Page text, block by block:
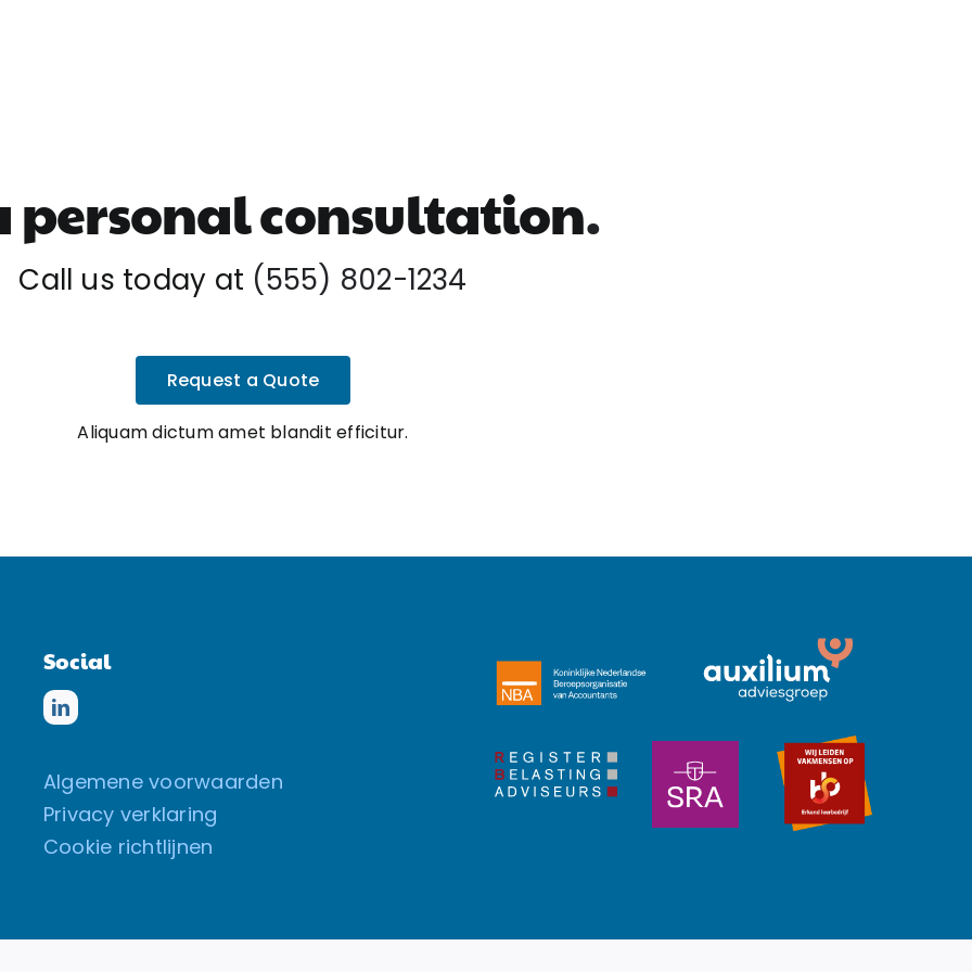
personal consultation.
Call us today at (555) 802-1234
Request a Quote
Aliquam dictum amet blandit efficitur.
Social
Algemene voorwaarden
Privacy verklaring
Cookie richtlijnen